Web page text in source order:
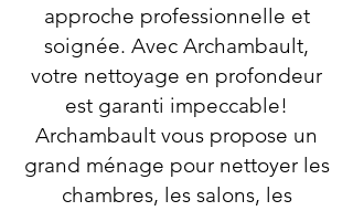
approche professionnelle et
soignée. Avec Archambault,
votre nettoyage en profondeur
est garanti impeccable!
Archambault vous propose un
grand ménage pour nettoyer les
chambres, les salons, les